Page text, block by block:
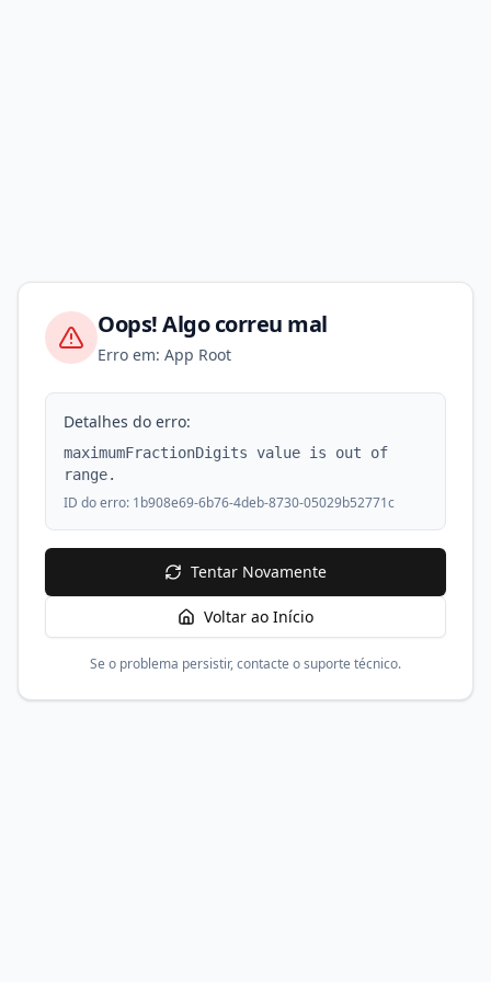
Oops! Algo correu mal
Erro em: App Root
Detalhes do erro:
maximumFractionDigits value is out of
range.
ID do erro: 1b908e69-6b76-4deb-8730-05029b52771c
Tentar Novamente
Voltar ao Início
Se o problema persistir, contacte o suporte técnico.